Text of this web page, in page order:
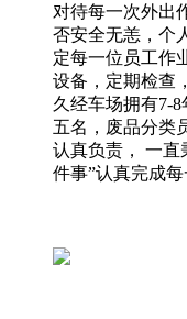
对待每一次外出
否安全无恙，个
定每一位员工作
设备，定期检查
久经车场拥有7-
五名，废品分类
认真负责， 一直
件事”认真完成每